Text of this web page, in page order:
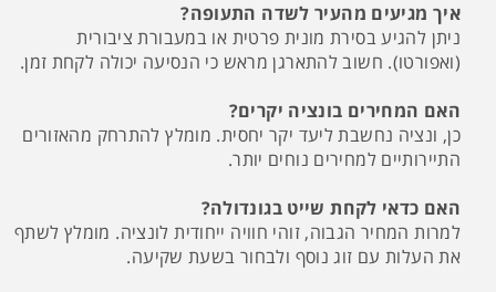
איך מגיעים מהעיר לשדה התעופה?
ניתן להגיע בסירת מונית פרטית או במעבורת ציבורית
(ואפורטו). חשוב להתארגן מראש כי הנסיעה יכולה לקחת זמן.
האם המחירים בונציה יקרים?
כן, ונציה נחשבת ליעד יקר יחסית. מומלץ להתרחק מהאזורים
התיירותיים למחירים נוחים יותר.
האם כדאי לקחת שייט בגונדולה?
למרות המחיר הגבוה, זוהי חוויה ייחודית לונציה. מומלץ לשתף
את העלות עם זוג נוסף ולבחור בשעת שקיעה.